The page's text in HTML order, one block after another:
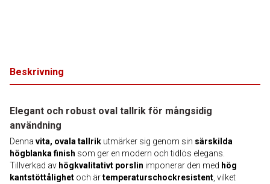
Beskrivning
Elegant och robust oval tallrik för mångsidig
användning
Denna vita, ovala tallrik utmärker sig genom sin särskilda
högblanka finish som ger en modern och tidlös elegans.
Tillverkad av högkvalitativt porslin imponerar den med hög
kantstöttålighet och ärtemperaturschockresistent , vilket